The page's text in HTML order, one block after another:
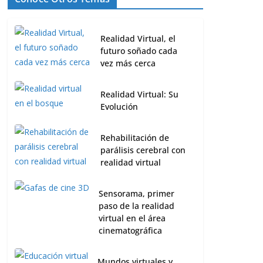
Realidad Virtual, el
futuro soñado cada
vez más cerca
Realidad Virtual: Su
Evolución
Rehabilitación de
parálisis cerebral con
realidad virtual
Sensorama, primer
paso de la realidad
virtual en el área
cinematográfica